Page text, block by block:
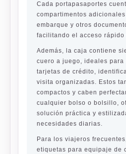
Cada portapasaportes
compartimentos
embarque y otros
facilitando el acceso rápido
Además, la caja contiene
cuero a juego, ideales para
tarjetas de crédito,
visita organizadas. Estos
compactos y caben
cualquier bolso o bolsillo,
solución práctica y
necesidades diarias.
Para los viajeros
etiquetas para equipaje de